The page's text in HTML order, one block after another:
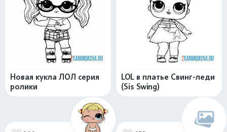
Новая кукла ЛОЛ серия
ролики
LOL в платье Свинг-леди
(Sis Swing)